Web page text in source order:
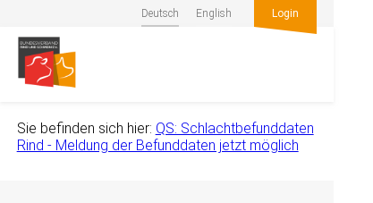
Deutsch English Login
Sie befinden sich hier: QS: Schlachtbefunddaten
Rind - Meldung der Befunddaten jetzt möglich